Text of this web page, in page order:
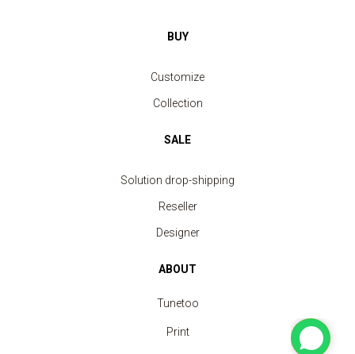
BUY
Customize
Collection
SALE
Solution drop-shipping
Reseller
Designer
ABOUT
Tunetoo
Print